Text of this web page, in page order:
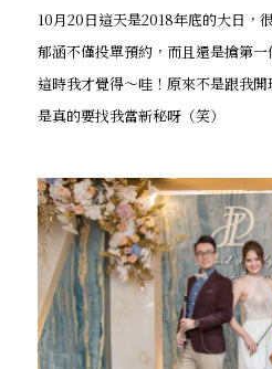
10月20日這天是2018年底的大日，
郁涵不僅投單預約，而且還是搶第一
這時我才覺得～哇！原來不是跟我開
是真的要找我當新秘呀（笑）